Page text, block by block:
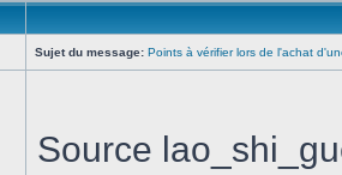
Sujet du message: Points à vérifier lors de l'achat
Source